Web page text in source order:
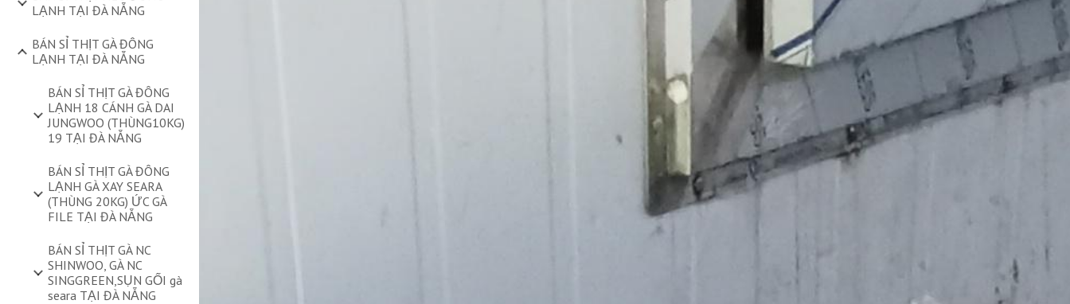
LẠNH TẠI ĐÀ NẴNG
BÁN SỈ THỊT GÀ ĐÔNG
LẠNH TẠI ĐÀ NẴNG
BÁN SỈ THỊT GÀ ĐÔNG
LẠNH 18 CÁNH GÀ DAI
JUNGWOO (THÙNG10KG)
19 TẠI ĐÀ NẴNG
BÁN SỈ THỊT GÀ ĐÔNG
LẠNH GÀ XAY SEARA
(THÙNG 20KG) ỨC GÀ
FILE TẠI ĐÀ NẴNG
BÁN SỈ THỊT GÀ NC
SHINWOO, GÀ NC
SINGGREEN,SỤN GỐI gà
seara TẠI ĐÀ NẴNG